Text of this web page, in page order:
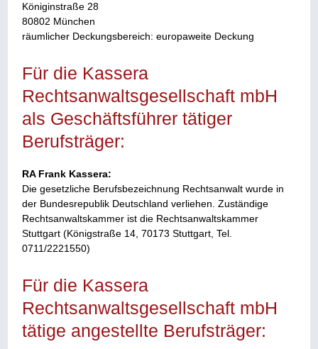
Königinstraße 28
80802 München
räumlicher Deckungsbereich: europaweite Deckung
Für die Kassera
Rechtsanwaltsgesellschaft mbH
als Geschäftsführer tätiger
Berufsträger:
RA Frank Kassera:
Die gesetzliche Berufsbezeichnung Rechtsanwalt wurde in
der Bundesrepublik Deutschland verliehen. Zuständige
Rechtsanwaltskammer ist die Rechtsanwaltskammer
Stuttgart (Königstraße 14, 70173 Stuttgart, Tel.
0711/2221550)
Für die Kassera
Rechtsanwaltsgesellschaft mbH
tätige angestellte Berufsträger: